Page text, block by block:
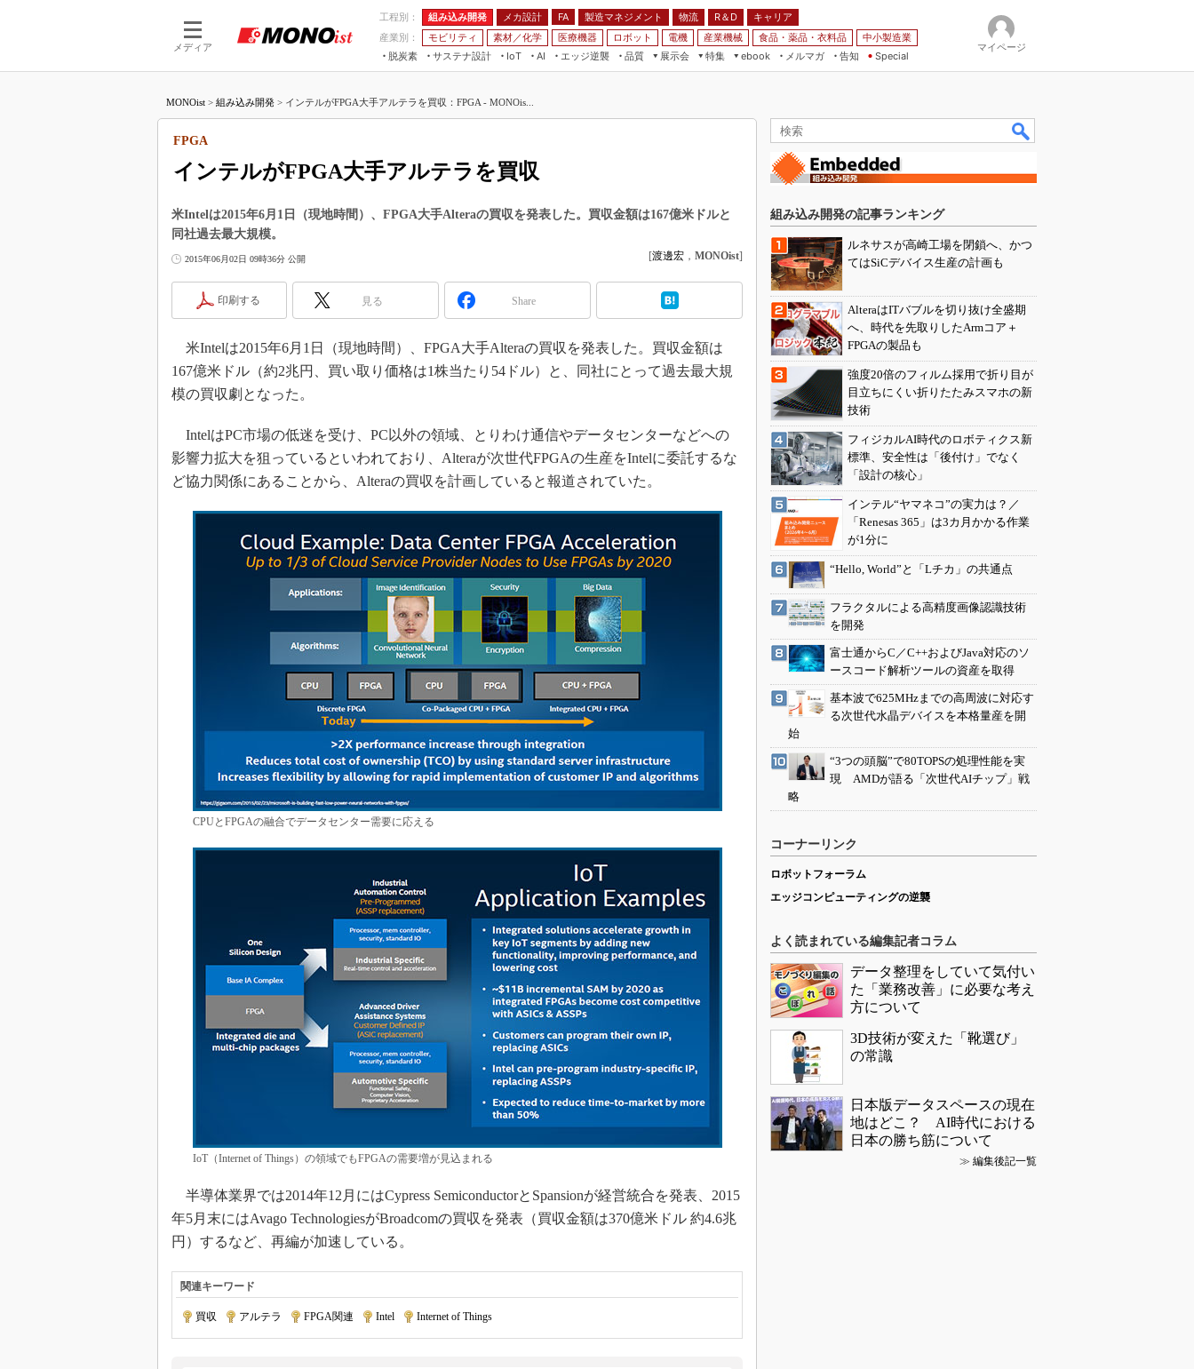
メディア
工程別： 組み込み開発 メカ設計 FA 製造マネジメント 物流 R＆D
キャリア
産業別：
モビリティ 素材／化学 医療機器 ロボット 電機 産業機械 食品・薬品・衣料品
中小製造業
脱炭素
サステナ設計
IoT
つながる工場
AI
AI×設備保全
エッジ逆襲 品質
展示会
JIMTOF
IIFES
ジャパンモビリティショー
人テク展
スマート工場EXPO
特集
つながるクルマ
VR／AR
FPGA
車載ソフト開発
ISO26262
無償設計ツール
デジタルツインとCAE
S＆OP
インダストリー4.0
イノベーション
製造業ビッグデータ
メイドインジャパン
植物工場
知財マネジメント
海外生産
グローバル設計・開発
制御セキュリティ
新型コロナへの対応
ebook
素材／化学
メルマガ
告知 Special
マイページ
MONOist > 組み込み開発 > インテルがFPGA大手アルテラを買収：FPGA - MONOis...
インテルがFPGA大手アルテラを買収
FPGA
米Intelは2015年6月1日（現地時間）、FPGA大手Alteraの買収を発表した。買収金額は167億米ドルと
同社過去最大規模。
2015年06月02日 09時36分 公開 [渡邊宏 ， MONOist]
印刷する 見る Share
米Intelは2015年6月1日（現地時間）、FPGA大手Alteraの買収を発表した。買収金額は
167億米ドル（約2兆円、買い取り価格は1株当たり54ドル）と、同社にとって過去最大規
模の買収劇となった。
IntelはPC市場の低迷を受け、PC以外の領域、とりわけ通信やデータセンターなどへの
影響力拡大を狙っているといわれており、Alteraが次世代FPGAの生産をIntelに委託するな
ど協力関係にあることから、Alteraの買収を計画していると報道されていた。
CPUとFPGAの融合でデータセンター需要に応える
IoT（Internet of Things）の領域でもFPGAの需要増が見込まれる
半導体業界では2014年12月にはCypress SemiconductorとSpansionが経営統合を発表、2015
年5月末にはAvago TechnologiesがBroadcomの買収を発表（買収金額は370億米ドル 約4.6兆
円）するなど、再編が加速している。
関連キーワード
買収 アルテラ FPGA関連 Intel Internet of Things
組み込み開発の記事ランキング
ルネサスが高崎工場を閉鎖へ、かつ
てはSiCデバイス生産の計画も
AlteraはITバブルを切り抜け全盛期
へ、時代を先取りしたArmコア＋
FPGAの製品も
強度20倍のフィルム採用で折り目が
目立ちにくい折りたたみスマホの新
技術
フィジカルAI時代のロボティクス新
標準、安全性は「後付け」でなく
「設計の核心」
インテル“ヤマネコ”の実力は？／
「Renesas 365」は3カ月かかる作業
が1分に
“Hello, World”と「Lチカ」の共通点
フラクタルによる高精度画像認識技術
を開発
富士通からC／C++およびJava対応のソ
ースコード解析ツールの資産を取得
基本波で625MHzまでの高周波に対応す
る次世代水晶デバイスを本格量産を開
始
“3つの頭脳”で80TOPSの処理性能を実
現 AMDが語る「次世代AIチップ」戦
略
コーナーリンク
ロボットフォーラム
エッジコンピューティングの逆襲
よく読まれている編集記者コラム
データ整理をしていて気付い
た「業務改善」に必要な考え
方について
3D技術が変えた「靴選び」
の常識
日本版データスペースの現在
地はどこ？ AI時代における
日本の勝ち筋について
≫ 編集後記一覧